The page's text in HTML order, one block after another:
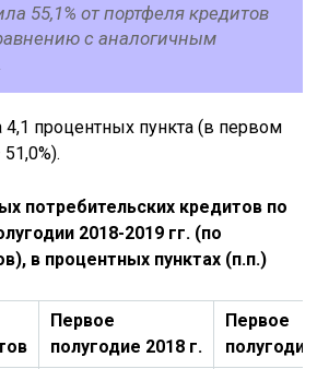
55,1% от портфеля кредитов
с аналогичным
4,1 процентных пункта (в первом
потребительских кредитов по
2018-2019 гг. (по
в процентных пунктах (п.п.)
Первое
полугодие 2018 г.
Первое